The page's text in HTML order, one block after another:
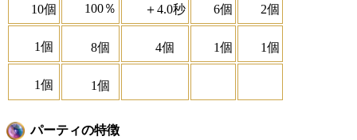
10個 100％ ＋4.0秒 6個 2個
1個 8個 4個 1個 1個
1個 1個
パーティの特徴